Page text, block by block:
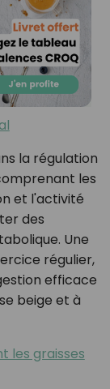
la régulation
les
et l'activité
des
Une
régulier,
efficace
beige et à
les graisses